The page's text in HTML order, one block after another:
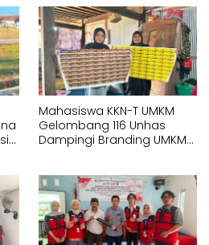
Jalan
Mahasiswa KKN-T UMKM
Gelombang 116 Unhas
Dampingi Branding UMKM